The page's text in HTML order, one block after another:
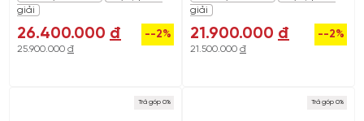
giải
26.400.000 đ --2%
25.900.000 đ
giải
21.900.000 đ --2%
21.500.000 đ
Trả góp 0% Trả góp 0%